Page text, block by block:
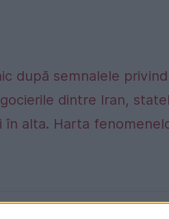
după semnalele
dintre Iran,
în alta. Harta